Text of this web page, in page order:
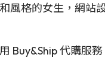
風格的女生，網站
Buy&Ship 代購服